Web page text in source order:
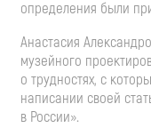
определения были
Анастасия
музейного
о трудностях, с
написании своей
в России».